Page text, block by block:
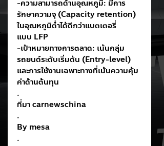
-ความสามารถด้านอุณหภูมิ: มีการ
รักษาความจุ (Capacity retention)
ในอุณหภูมิต่ำได้ดีกว่าแบตเตอรี่
แบบ LFP
-เป้าหมายทางการตลาด: เน้นกลุ่ม
รถยนต์ระดับเริ่มต้น (Entry-level)
และการใช้งานเฉพาะทางที่เน้นความคุ้ม
ค่าด้านต้นทุน
.
ที่มา carnewschina
.
By mesa
.